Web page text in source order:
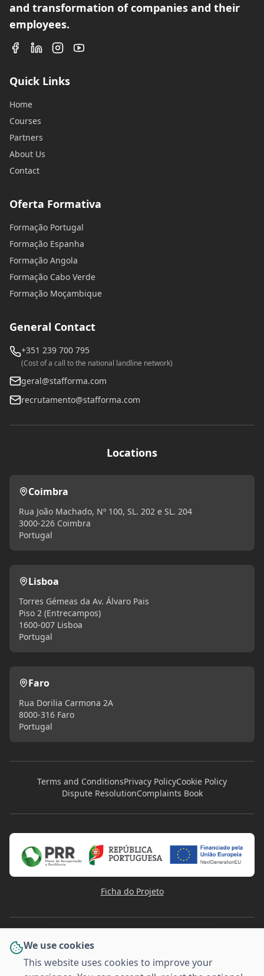
We use cookies
This website uses cookies to improve your
and transformation of companies and their
employees.
Quick Links
Home
Courses
Partners
About Us
Contact
Oferta Formativa
Formação Portugal
Formação Espanha
Formação Angola
Formação Cabo Verde
Formação Moçambique
General Contact
+351 239 700 795
(Cost of a call to the national landline network)
geral@stafforma.com
recrutamento@stafforma.com
Locations
Coimbra
Rua João Machado, Nº 100, SL. 202 e SL. 204
3000-226 Coimbra
Portugal
Lisboa
Torres Gémeas da Av. Álvaro Pais
Piso 2 (Entrecampos)
1600-007 Lisboa
Portugal
Faro
Rua Dorilia Carmona 2A
8000-316 Faro
Portugal
Terms and ConditionsPrivacy PolicyCookie Policy
Dispute ResolutionComplaints Book
Ficha do Projeto